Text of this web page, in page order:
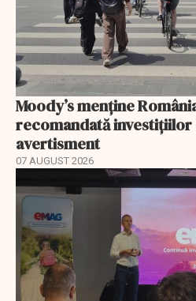
Moody’s menține
recomandată
avertisment
07 AUGUST 2026